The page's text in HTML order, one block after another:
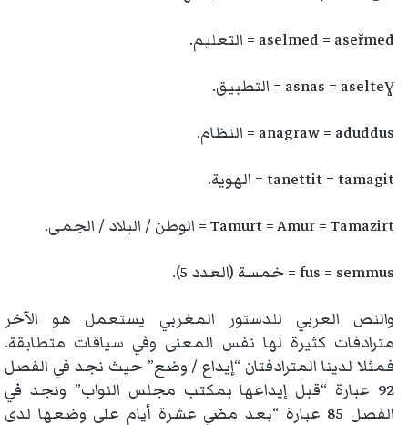
aselmed = aseřmed = التعليم.
asnas = aselteɣ = التطبيق.
anagraw = aduddus = النظام.
tanettit = tamagit = الهوية.
Tamurt = Amur = Tamazirt = الوطن / البلاد / الحِمى.
fus = semmus = خمسة (العدد 5).
والنص العربي للدستور المغربي يستعمل هو الآخر
مترادفات كثيرة لها نفس المعنى وفي سياقات متطابقة.
فمثلا لدينا المترادفتان “إيداع / وضع” حيث نجد في الفصل
92 عبارة “قبل إيداعها بمكتب مجلس النواب” ونجد في
الفصل 85 عبارة “بعد مضي عشرة أيام على وضعها لدى